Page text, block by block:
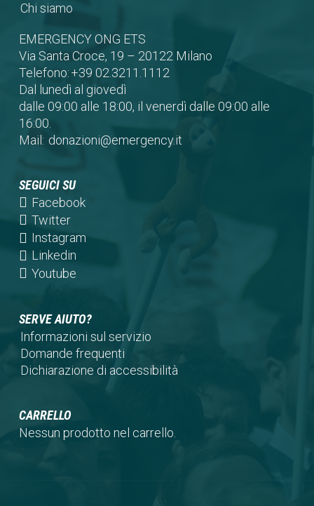
Chi siamo
EMERGENCY ONG ETS
Via Santa Croce, 19 – 20122 Milano
Telefono:+39 02.3211.1112
Dal lunedì al giovedì
dalle 09:00 alle 18:00, il venerdì dalle 09:00 alle
16:00.
Mail: donazioni@emergency.it
SEGUICI SU
Facebook(opens
a
Twitter(opens
in
a
new
Instagram(opens
Linkedin(opens
in
tab)
Youtube(opens
new
tab)
SERVE AIUTO?
Informazioni sul servizio
Domande frequenti
Dichiarazione di accessibilità
CARRELLO
Nessun prodotto nel carrello.